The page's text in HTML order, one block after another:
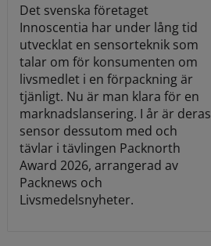
Det svenska företaget
Innoscentia har under lång tid
utvecklat en sensorteknik som
talar om för konsumenten om
livsmedlet i en förpackning är
tjänligt. Nu är man klara för en
marknadslansering. I år är deras
sensor dessutom med och
tävlar i tävlingen Packnorth
Award 2026, arrangerad av
Packnews och
Livsmedelsnyheter.